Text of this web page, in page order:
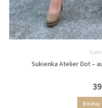
Sukienka Atelier Dot –
Dodaj